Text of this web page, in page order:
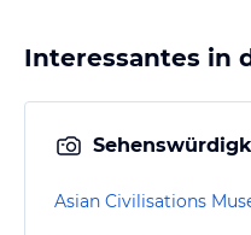
Interessantes in
Asian Civilisations